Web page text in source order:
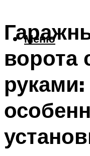
Меню
ворота
руками: